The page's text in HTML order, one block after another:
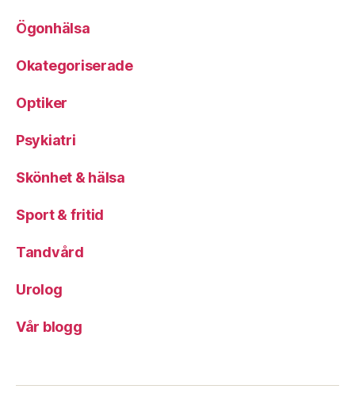
Ögonhälsa
Okategoriserade
Optiker
Psykiatri
Skönhet & hälsa
Sport & fritid
Tandvård
Urolog
Vår blogg